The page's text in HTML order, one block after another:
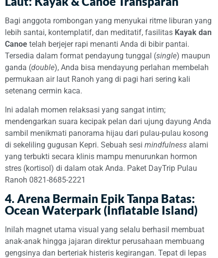
Bagi anggota rombongan yang menyukai ritme liburan yang
lebih santai, kontemplatif, dan meditatif, fasilitas Kayak dan
Canoe telah berjejer rapi menanti Anda di bibir pantai.
Tersedia dalam format pendayung tunggal (single) maupun
ganda (double), Anda bisa mendayung perlahan membelah
permukaan air laut Ranoh yang di pagi hari sering kali
setenang cermin kaca.
Ini adalah momen relaksasi yang sangat intim;
mendengarkan suara kecipak pelan dari ujung dayung Anda
sambil menikmati panorama hijau dari pulau-pulau kosong
di sekeliling gugusan Kepri. Sebuah sesi mindfulness alami
yang terbukti secara klinis mampu menurunkan hormon
stres (kortisol) di dalam otak Anda. Paket DayTrip Pulau
Ranoh 0821-8685-2221
4. Arena Bermain Epik Tanpa Batas:
Ocean Waterpark (Inflatable Island)
Inilah magnet utama visual yang selalu berhasil membuat
anak-anak hingga jajaran direktur perusahaan membuang
gengsinya dan berteriak histeris kegirangan. Tepat di lepas